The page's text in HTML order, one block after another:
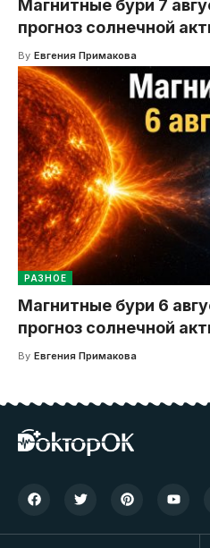
Магнитные бури 7
прогноз солнечной
By Евгения Примакова
РАЗНОЕ
Магнитные бури 6
прогноз солнечной
By Евгения Примакова